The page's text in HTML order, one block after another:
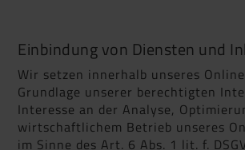
Einbindung von Diensten und
Wir setzen innerhalb unseres
Grundlage unserer berechtigten
Interesse an der Analyse,
wirtschaftlichem Betrieb unseres
im Sinne des Art. 6 Abs. 1 lit. f.